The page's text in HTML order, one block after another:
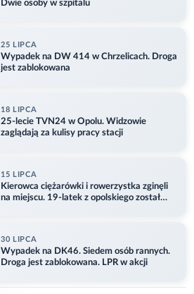
Dwie osoby w szpitalu
25 LIPCA
Wypadek na DW 414 w Chrzelicach. Droga
jest zablokowana
18 LIPCA
25-lecie TVN24 w Opolu. Widzowie
zaglądają za kulisy pracy stacji
15 LIPCA
Kierowca ciężarówki i rowerzystka zginęli
na miejscu. 19-latek z opolskiego został
30 LIPCA
Wypadek na DK46. Siedem osób rannych.
Droga jest zablokowana. LPR w akcji